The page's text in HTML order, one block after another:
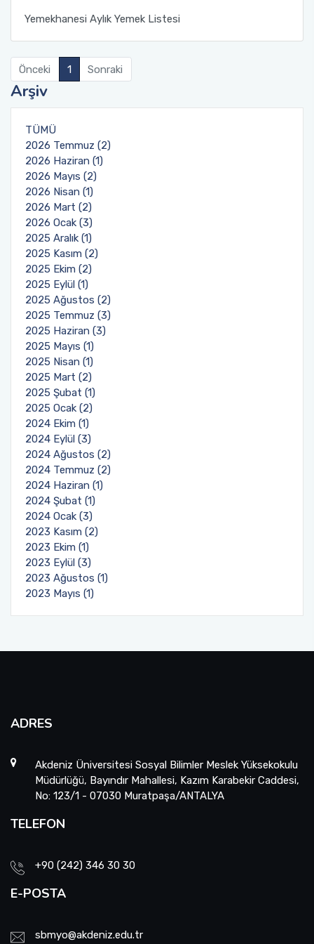
Yemekhanesi Aylık Yemek Listesi
Önceki 1 Sonraki
Arşiv
TÜMÜ
2026 Temmuz (2)
2026 Haziran (1)
2026 Mayıs (2)
2026 Nisan (1)
2026 Mart (2)
2026 Ocak (3)
2025 Aralık (1)
2025 Kasım (2)
2025 Ekim (2)
2025 Eylül (1)
2025 Ağustos (2)
2025 Temmuz (3)
2025 Haziran (3)
2025 Mayıs (1)
2025 Nisan (1)
2025 Mart (2)
2025 Şubat (1)
2025 Ocak (2)
2024 Ekim (1)
2024 Eylül (3)
2024 Ağustos (2)
2024 Temmuz (2)
2024 Haziran (1)
2024 Şubat (1)
2024 Ocak (3)
2023 Kasım (2)
2023 Ekim (1)
2023 Eylül (3)
2023 Ağustos (1)
2023 Mayıs (1)
ADRES
Akdeniz Üniversitesi Sosyal Bilimler Meslek Yüksekokulu
Müdürlüğü, Bayındır Mahallesi, Kazım Karabekir Caddesi,
No: 123/1 - 07030 Muratpaşa/ANTALYA
TELEFON
+90 (242) 346 30 30
E-POSTA
sbmyo@akdeniz.edu.tr
Ulaştırma Hizmetleri Bölümü
Yönetim ve Organizasyon Bölümü